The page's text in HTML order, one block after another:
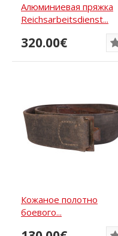
Алюминиевая пряжка
Reichsarbeitsdienst...
320.00€
Кожаное полотно
боевого...